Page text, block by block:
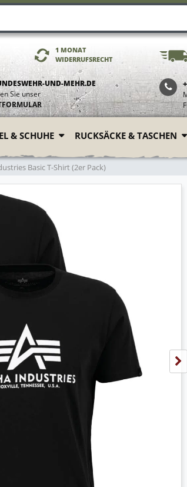
1 MONAT
WIDERRUFSRECHT
UND-MEHR.DE
Sie unser
& SCHUHE RUCKSÄCKE & TASCHEN
Basic T-Shirt (2er Pack)